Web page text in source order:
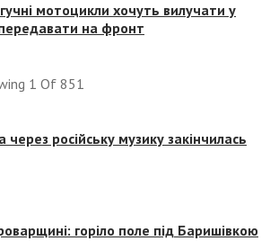
мотоцикли хочуть вилучати у
на фронт
1 Of 851
через російську музику закінчилась
горіло поле під Баришівкою